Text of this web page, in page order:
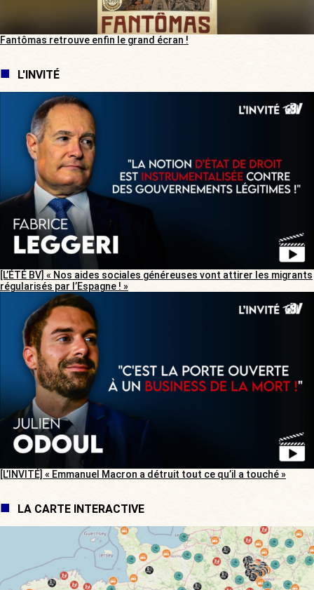
Fantômas retrouve enfin le grand écran !
L'INVITÉ
[L’ÉTÉ BV] « Nos aides sociales généreuses vont attirer les migrants
régularisés par l’Espagne ! »
[L’INVITÉ] « Emmanuel Macron a détruit tout ce qu’il a touché »
LA CARTE INTERACTIVE